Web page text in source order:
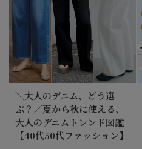
＼大人のデニム、どう選
ぶ？／夏から秋に使える、
大人のデニムトレンド図鑑
【40代50代ファッション】